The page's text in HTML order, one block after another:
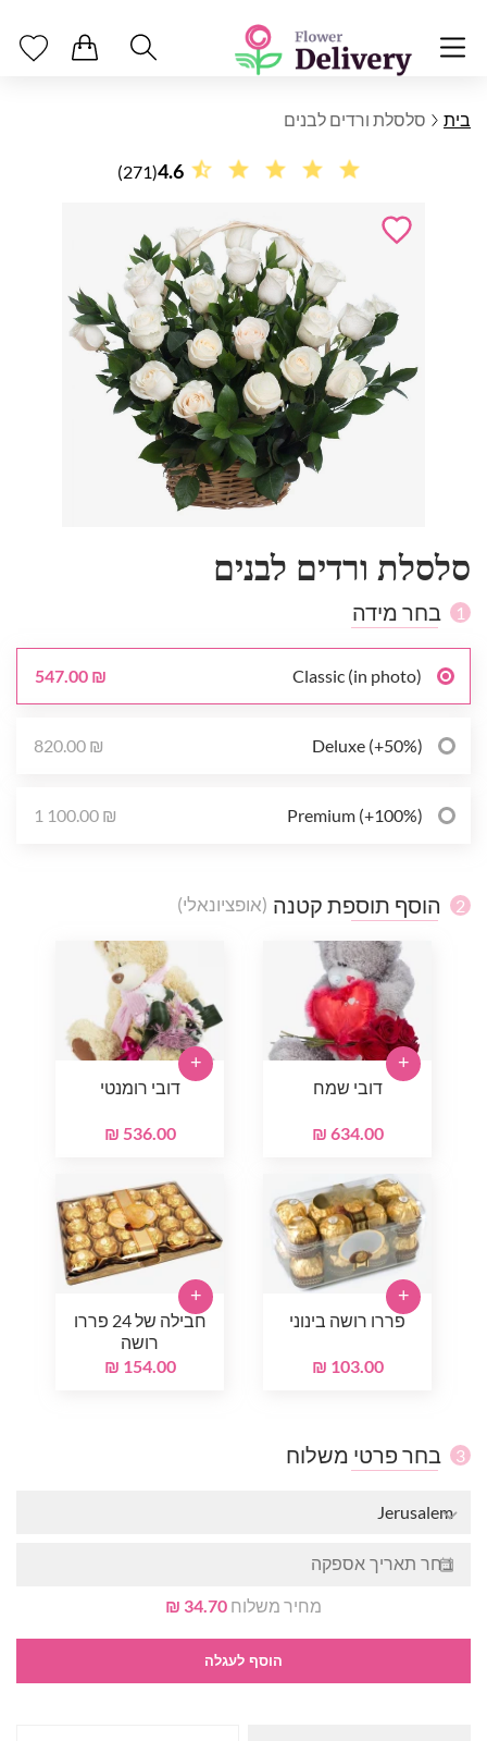
בית סלסלת ורדים לבנים
4.6
(271)
סלסלת ורדים לבנים
1 בחר מידה
Classic (in photo)
547.00 ₪
Deluxe (+50%)
820.00 ₪
Premium (+100%)
1 100.00 ₪
2 הוסף תוספת קטנה (אופציונאלי)
דובי שמח
634.00 ₪
+
דובי רומנטי
536.00 ₪
+
פררו רושה בינוני
103.00 ₪
+
חבילה של 24 פררו
רושה
154.00 ₪
+
3 בחר פרטי משלוח
Jerusalem
מחיר משלוח 34.70 ₪
הוסף לעגלה